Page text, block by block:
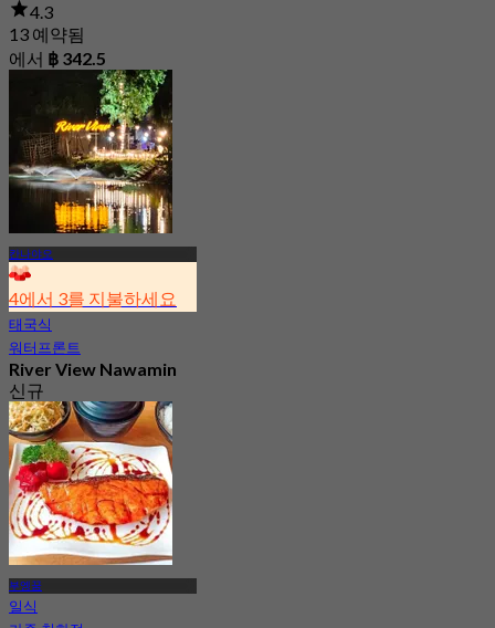
4.3
13 예약됨
에서 ฿ 342.5
칸나야오
4에서 3를 지불하세요
태국식
워터프론트
River View Nawamin
신규
4.9
에서฿ 550
부엥꿈
일식